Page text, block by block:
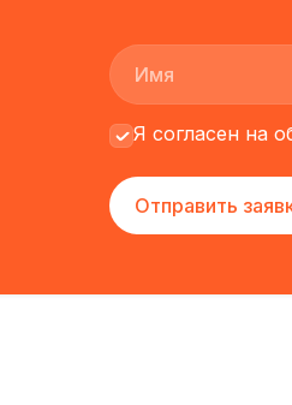
Я согласен на
Отправить